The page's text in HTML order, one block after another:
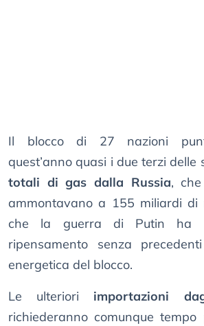
Il blocco di 27 nazioni
quest’anno quasi i due terzi delle
totali di gas dalla Russia,
ammontavano a 155 miliardi di
che la guerra di Putin ha
ripensamento senza
energetica del blocco.
Le ulteriori importazioni
richiederanno comunque